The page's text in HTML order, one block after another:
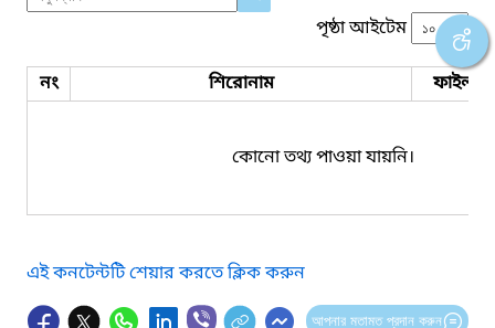
পৃষ্ঠা আইটেম
নং শিরোনাম ফাইল
কোনো তথ্য পাওয়া যায়নি।
এই কনটেন্টটি শেয়ার করতে ক্লিক করুন
আপনার মতামত প্রদান করুন